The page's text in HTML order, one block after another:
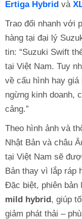
Ertiga Hybrid và
Trao đổi nhanh với
hàng tại đại lý
tin: “Suzuki Swift
tại Việt Nam. Tuy
về cấu hình hay giá
ngừng kinh doanh,
cảng.”
Theo hình ảnh và
Nhật Bản và châu
tại Việt Nam sẽ
Bản thay vì lắp ráp
Đặc biệt, phiên bản
mild hybrid, giúp
giảm phát thải –